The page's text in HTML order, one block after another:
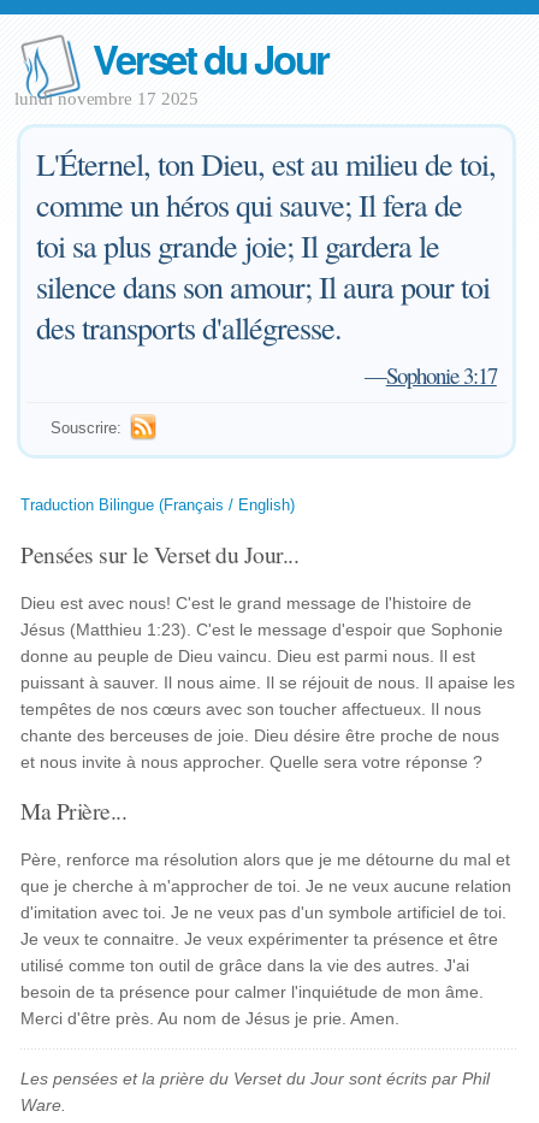
Verset du Jour
lundi novembre 17 2025
L'Éternel, ton Dieu, est au milieu de toi,
comme un héros qui sauve; Il fera de
toi sa plus grande joie; Il gardera le
silence dans son amour; Il aura pour toi
des transports d'allégresse.
—Sophonie 3:17
Souscrire:
Traduction Bilingue (Français / English)
Pensées sur le Verset du Jour...
Dieu est avec nous! C'est le grand message de l'histoire de
Jésus (Matthieu 1:23). C'est le message d'espoir que Sophonie
donne au peuple de Dieu vaincu. Dieu est parmi nous. Il est
puissant à sauver. Il nous aime. Il se réjouit de nous. Il apaise les
tempêtes de nos cœurs avec son toucher affectueux. Il nous
chante des berceuses de joie. Dieu désire être proche de nous
et nous invite à nous approcher. Quelle sera votre réponse ?
Ma Prière...
Père, renforce ma résolution alors que je me détourne du mal et
que je cherche à m'approcher de toi. Je ne veux aucune relation
d'imitation avec toi. Je ne veux pas d'un symbole artificiel de toi.
Je veux te connaitre. Je veux expérimenter ta présence et être
utilisé comme ton outil de grâce dans la vie des autres. J'ai
besoin de ta présence pour calmer l'inquiétude de mon âme.
Merci d'être près. Au nom de Jésus je prie. Amen.
Les pensées et la prière du Verset du Jour sont écrits par Phil
Ware.